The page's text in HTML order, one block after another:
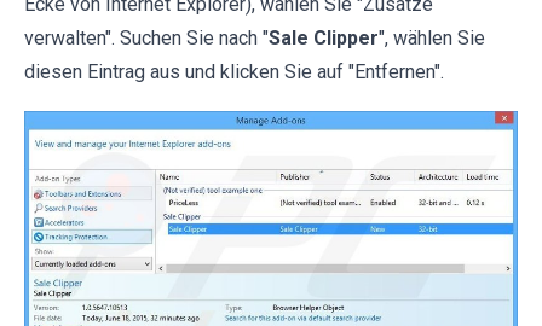
Ecke von Internet Explorer), wählen Sie "Zusätze
verwalten". Suchen Sie nach "Sale Clipper", wählen Sie
diesen Eintrag aus und klicken Sie auf "Entfernen".